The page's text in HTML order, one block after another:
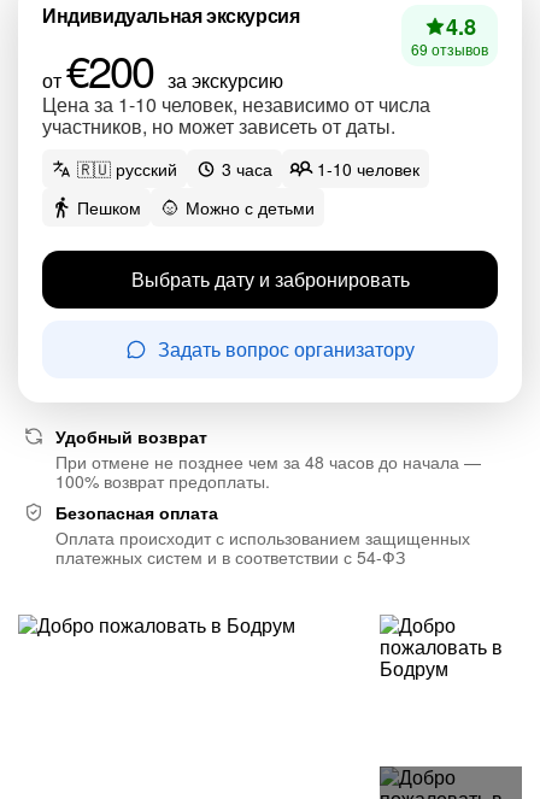
Индивидуальная экскурсия
от€200 за экскурсию
Цена за 1-10 человек, независимо от числа
участников, но может зависеть от даты.
4.8
69 отзывов
🇷🇺 русский 3 часа
1-10 человек
Пешком
Можно с детьми
Выбрать дату и забронировать
Задать вопрос организатору
Удобный возврат
При отмене не позднее чем за 48 часов до начала —
100% возврат предоплаты.
Безопасная оплата
Оплата происходит с использованием защищенных
платежных систем и в соответствии с 54-ФЗ